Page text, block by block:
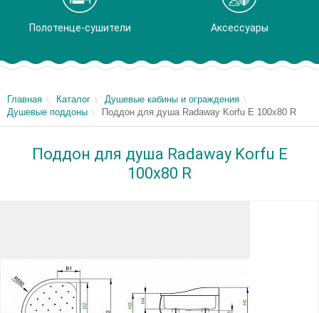
Полотенце-сушители Аксессуары
Главная Каталог
Душевые кабины и ограждения
Душевые поддоны
Поддон для душа Radaway Korfu E 100x80 R
Поддон для душа Radaway Korfu E
100x80 R